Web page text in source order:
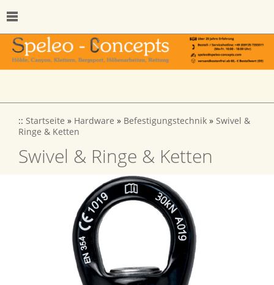
:: Startseite » Hardware » Befestigungstechnik » Swivel &
Ringe & Ketten
Swivel & Ringe & Ketten